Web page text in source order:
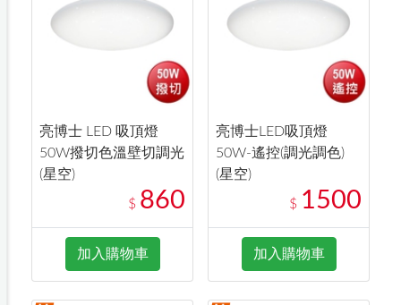
亮博士 LED 吸頂燈
50W撥切色溫壁切調光
(星空)
$ 860
加入購物車
亮博士LED吸頂燈
50W-遙控(調光調色)
(星空)
$ 1500
加入購物車